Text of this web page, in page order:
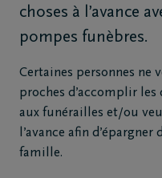
centre
funéraire
Questions
fréquemment
posées
choses à l’avance
pompes funèbres.
Certaines personnes ne
proches d’accomplir
aux funérailles et/ou
l’avance afin
famille.